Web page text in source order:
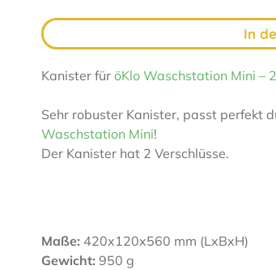
In
Kanister für öKlo Waschstation Mini –
Sehr robuster Kanister, passt perfekt
Waschstation Mini!
Der Kanister hat 2 Verschlüsse.
Maße: 420x120x560 mm (LxBxH)
Gewicht: 950 g